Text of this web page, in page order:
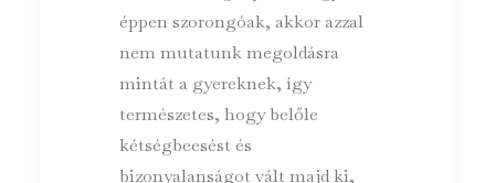
éppen szorongóak, akkor azzal
nem mutatunk megoldásra
mintát a gyereknek, így
természetes, hogy belőle
kétségbeesést és
bizonyalanságot vált majd ki,